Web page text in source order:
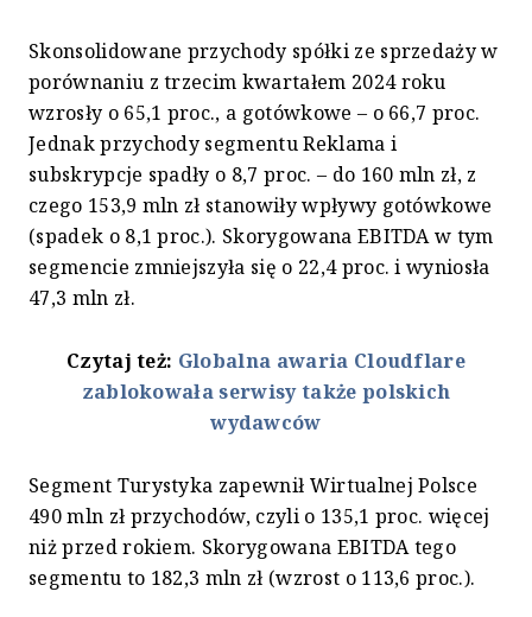
Skonsolidowane przychody spółki ze sprzedaży w
porównaniu z trzecim kwartałem 2024 roku
wzrosły o 65,1 proc., a gotówkowe – o 66,7 proc.
Jednak przychody segmentu Reklama i
subskrypcje spadły o 8,7 proc. – do 160 mln zł, z
czego 153,9 mln zł stanowiły wpływy gotówkowe
(spadek o 8,1 proc.). Skorygowana EBITDA w tym
segmencie zmniejszyła się o 22,4 proc. i wyniosła
47,3 mln zł.
Czytaj też: Globalna awaria Cloudflare
zablokowała serwisy także polskich
wydawców
Segment Turystyka zapewnił Wirtualnej Polsce
490 mln zł przychodów, czyli o 135,1 proc. więcej
niż przed rokiem. Skorygowana EBITDA tego
segmentu to 182,3 mln zł (wzrost o 113,6 proc.).